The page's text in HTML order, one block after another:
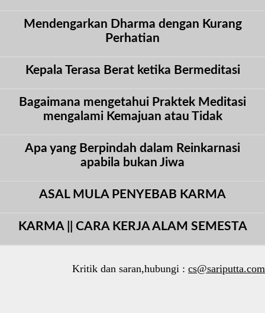
Mendengarkan Dharma dengan Kurang
Perhatian
Kepala Terasa Berat ketika Bermeditasi
Bagaimana mengetahui Praktek Meditasi
mengalami Kemajuan atau Tidak
Apa yang Berpindah dalam Reinkarnasi
apabila bukan Jiwa
ASAL MULA PENYEBAB KARMA
KARMA || CARA KERJA ALAM SEMESTA
Kritik dan saran,hubungi : cs@sariputta.com